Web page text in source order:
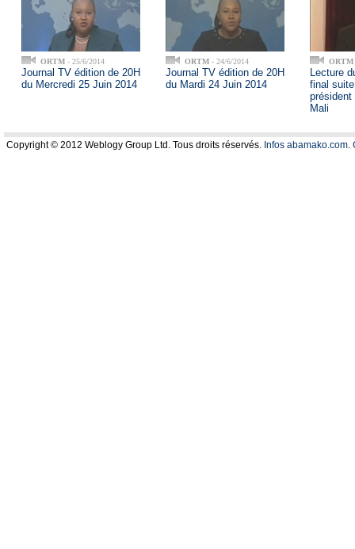
ORTM - 25/6/2014
Journal TV édition de 20H
du Mercredi 25 Juin 2014
ORTM - 24/6/2014
Journal TV édition de 20H
du Mardi 24 Juin 2014
ORTM
Lecture
final
président
Mali
Copyright © 2012 Weblogy Group Ltd. Tous droits réservés. Infos abamako.com.